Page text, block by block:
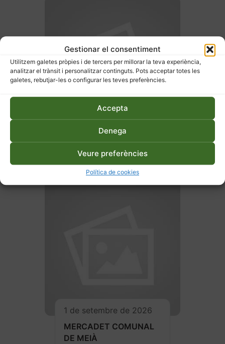
Gestionar el consentiment
Utilitzem galetes pròpies i de tercers per millorar la teva experiència,
analitzar el trànsit i personalitzar continguts. Pots acceptar totes les
galetes, rebutjar-les o configurar les teves preferències.
Accepta
Denega
Veure preferències
Política de cookies
27 d'abril de 2026
Hort ecològic a terra o en
taula – Primavera
1 de setembre de 2026
MERCADET COMUNAL
DE MEIÀ